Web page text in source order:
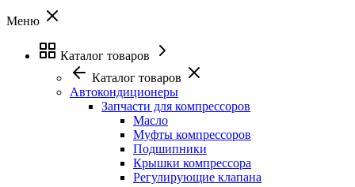
Меню
Каталог товаров
Каталог товаров
Автокондиционеры
Запчасти для компрессоров
Масло
Муфты компрессоров
Подшипники
Крышки компрессора
Регулирующие клапана